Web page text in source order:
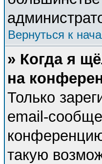
Вернуться к
» Когда я
на
Только
email-
такую